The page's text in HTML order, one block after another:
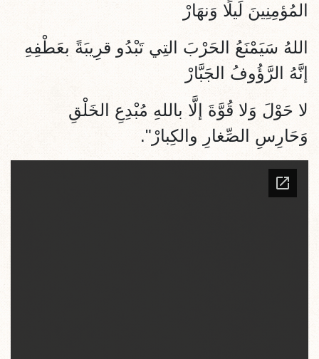
المُؤمِنِينَ لَيلًا وَنهَارْ
اللهُ سَيَمْنَعُ الحَرْبَ التِي تَبْدُو قرِيبَةً بعَطْفِهِ
إنَّهُ الرَّؤُوفُ الجَبَّارْ
لا حَوْلَ وَلا قُوَّةَ إلَّا باللهِ مُبْدِعِ الخَلْقِ
وَحَارِسِ الصِّغارِ والكِبارْ".